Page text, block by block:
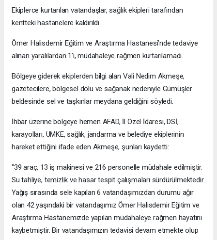
Ekiplerce kurtarılan vatandaşlar, sağlık ekipleri tarafından
kentteki hastanelere kaldırıldı.
Ömer Halisdemir Eğitim ve Araştırma Hastanesi’nde tedaviye
alınan yaralılardan 1'i, müdahaleye rağmen kurtarılamadı.
Bölgeye giderek ekiplerden bilgi alan Vali Nedim Akmeşe,
gazetecilere, bölgesel dolu ve sağanak nedeniyle Gümüşler
beldesinde sel ve taşkınlar meydana geldiğini söyledi.
İhbar üzerine bölgeye hemen AFAD, İl Özel İdaresi, DSİ,
karayolları, UMKE, sağlık, jandarma ve belediye ekiplerinin
hareket ettiğini ifade eden Akmeşe, şunları kaydetti:
"39 araç, 13 iş makinesi ve 216 personelle müdahale edilmiştir.
Su tahliye, temizlik ve hasar tespit çalışmaları sürdürülmektedir.
Yağış sırasında sele kapılan 6 vatandaşımızdan durumu ağır
olan 42 yaşındaki bir vatandaşımız Ömer Halisdemir Eğitim ve
Araştırma Hastanemizde yapılan müdahaleye rağmen hayatını
kaybetmiştir. Bir vatandaşımızın tedavisi devam etmekte olup